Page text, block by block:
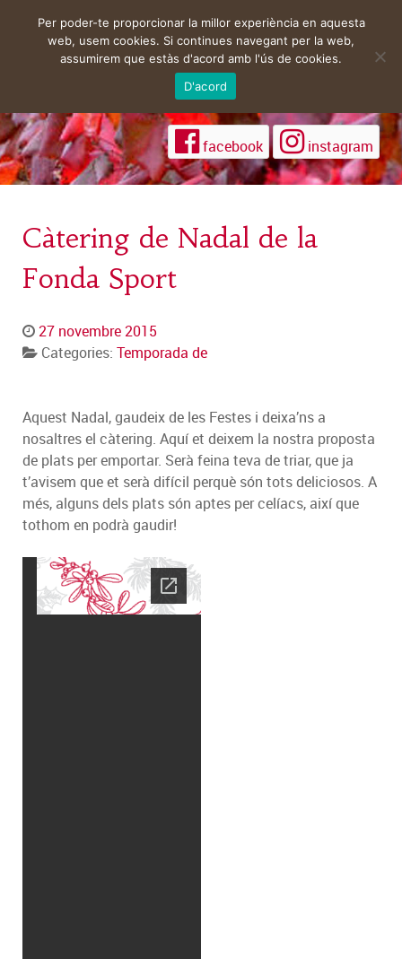
facebook instagram
Càtering de Nadal de la
Fonda Sport
27 novembre 2015
Categories: Temporada de
Aquest Nadal, gaudeix de les Festes i deixa’ns a
nosaltres el càtering. Aquí et deixem la nostra proposta
de plats per emportar. Serà feina teva de triar, que ja
t’avisem que et serà difícil perquè són tots deliciosos. A
més, alguns dels plats són aptes per celíacs, així que
tothom en podrà gaudir!
Per poder-te proporcionar la millor experiència en aquesta
web, usem cookies. Si continues navegant per la web,
assumirem que estàs d'acord amb l'ús de cookies.
D'acord